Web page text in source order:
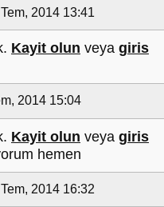
2014 13:41
Kayit olun veya giris
2014 15:04
Kayit olun veya giris
hemen
2014 16:32